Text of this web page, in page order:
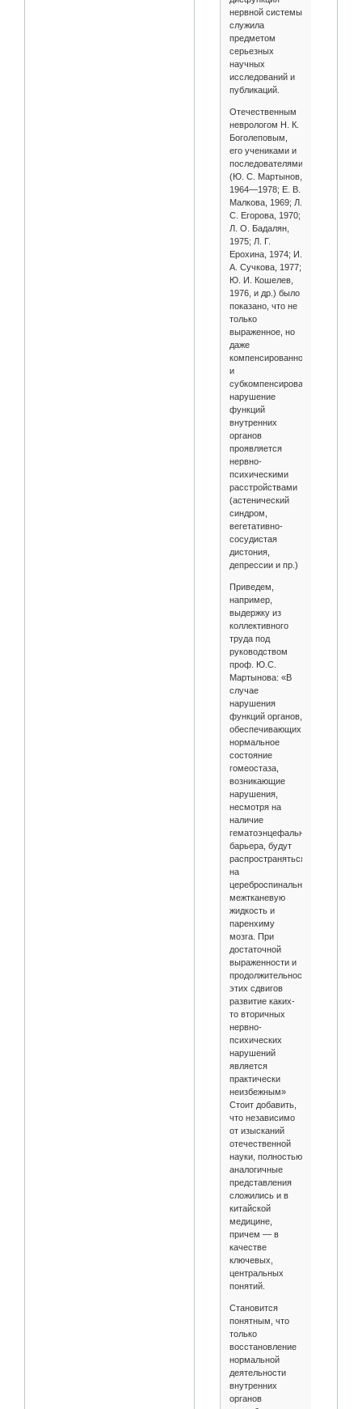
нервной системы
служила
предметом
серьезных
научных
исследований и
публикаций.
Отечественным
неврологом Н. К.
Боголеповым,
его учениками и
последователями
(Ю. С. Мартынов,
1964—1978; Е. В.
Малкова, 1969; Л.
С. Егорова, 1970;
Л. О. Бадалян,
1975; Л. Г.
Ерохина, 1974; И.
А. Сучкова, 1977;
Ю. И. Кошелев,
1976, и др.) было
показано, что не
только
выраженное, но
даже
компенсированное
и
субкомпенсированное
нарушение
функций
внутренних
органов
проявляется
нервно-
психическими
расстройствами
(астенический
синдром,
вегетативно-
сосудистая
дистония,
депрессии и пр.)
Приведем,
например,
выдержку из
коллективного
труда под
руководством
проф. Ю.С.
Мартынова: «В
случае
нарушения
функций органов,
обеспечивающих
нормальное
состояние
гомеостаза,
возникающие
нарушения,
несмотря на
наличие
гематоэнцефального
барьера, будут
распространяться
на
цереброспинальную,
межтканевую
жидкость и
паренхиму
мозга. При
достаточной
выраженности и
продолжительности
этих сдвигов
развитие каких-
то вторичных
нервно-
психических
нарушений
является
практически
неизбежным»
Стоит добавить,
что независимо
от изысканий
отечественной
науки, полностью
аналогичные
представления
сложились и в
китайской
медицине,
причем — в
качестве
ключевых,
центральных
понятий.
Становится
понятным, что
только
восстановление
нормальной
деятельности
внутренних
органов